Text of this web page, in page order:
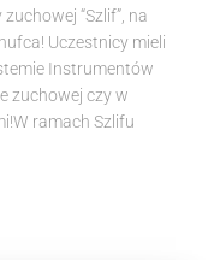
“Szlif”, na
Uczestnicy mieli
Instrumentów
zuchowej czy w
ramach Szlifu